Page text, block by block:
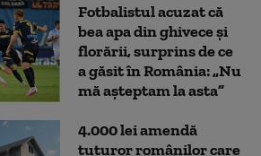
Fotbalistul acuzat că
bea apa din ghivece și
florării, surprins de ce
a găsit în România: „Nu
mă așteptam la asta”
4.000 lei amendă
tuturor românilor care